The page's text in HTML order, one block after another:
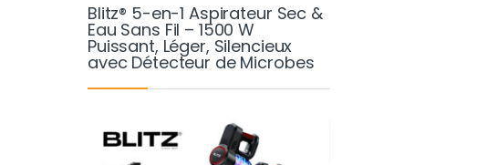
Blitz® 5-en-1 Aspirateur Sec &
Eau Sans Fil – 1500 W
Puissant, Léger, Silencieux
avec Détecteur de Microbes